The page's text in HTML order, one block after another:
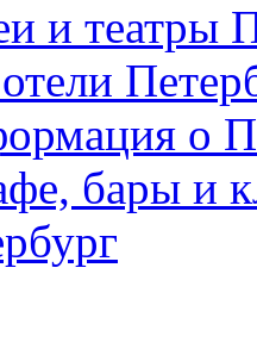
и театры
о
бары и